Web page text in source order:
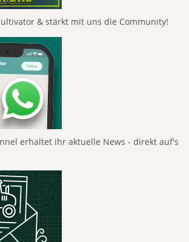
& stärkt mit uns die Community!
erhaltet ihr aktuelle News - direkt auf's